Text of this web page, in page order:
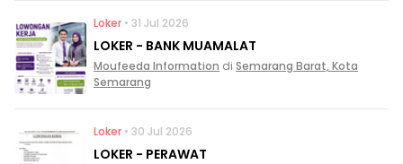
Loker • 31 Jul 2026
LOKER - BANK MUAMALAT
Moufeeda Information di Semarang Barat, Kota
Semarang
Loker • 30 Jul 2026
LOKER - PERAWAT